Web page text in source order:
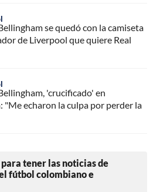
se quedó con la camiseta
de Liverpool que quiere Real
'crucificado' en
"Me echaron la culpa por perder la
tener las noticias de
fútbol colombiano e